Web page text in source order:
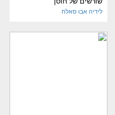
לידיה אבו סאלח